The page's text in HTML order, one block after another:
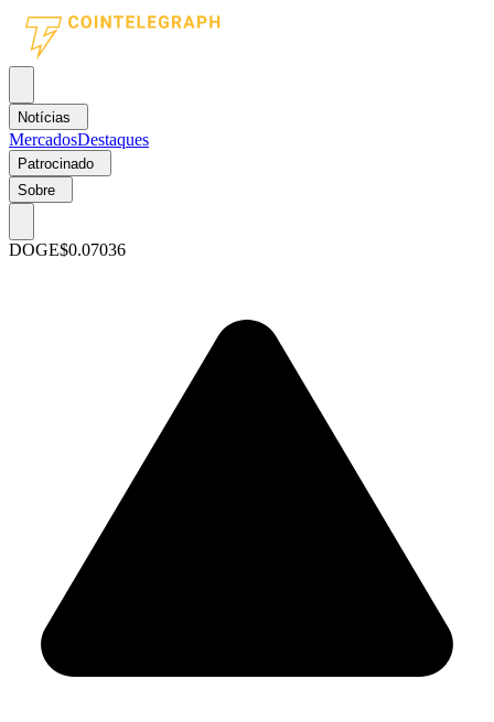
Notícias
MercadosDestaques
Patrocinado
Sobre
DOGE$0.07036